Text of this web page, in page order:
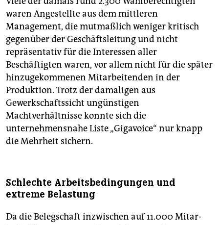
waren Angestellte aus dem mittleren
Management, die mutmaßlich weniger kritisch
gegenüber der Geschäftsleitung und nicht
repräsentativ für die Interessen aller
Beschäftigten waren, vor allem nicht für die später
hinzugekommenen Mitarbeitenden in der
Produktion. Trotz der damaligen aus
Gewerkschaftssicht ungünstigen
Machtverhältnisse konnte sich die
unternehmensnahe Liste „Gigavoice“ nur knapp
die Mehrheit sichern.
Schlechte Arbeitsbedingungen und
extreme Belastung
Da die Belegschaft inzwischen auf 11.000 Mit­ar­